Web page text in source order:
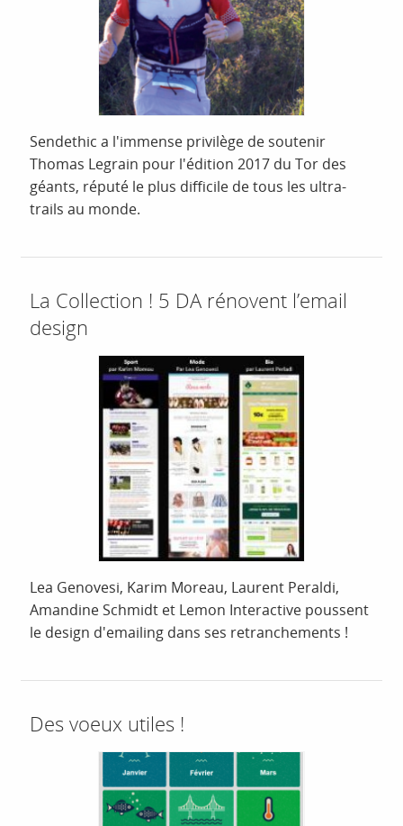
Sendethic a l'immense privilège de soutenir
Thomas Legrain pour l'édition 2017 du Tor des
géants, réputé le plus difficile de tous les ultra-
trails au monde.
La Collection ! 5 DA rénovent l’email
design
Lea Genovesi, Karim Moreau, Laurent Peraldi,
Amandine Schmidt et Lemon Interactive poussent
le design d'emailing dans ses retranchements !
Des voeux utiles !